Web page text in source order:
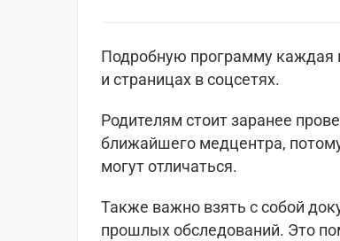
Подробную программу каждая
и страницах в соцсетях.
Родителям стоит заранее
ближайшего медцентра,
могут отличаться.
Также важно взять с собой
прошлых обследований. Это